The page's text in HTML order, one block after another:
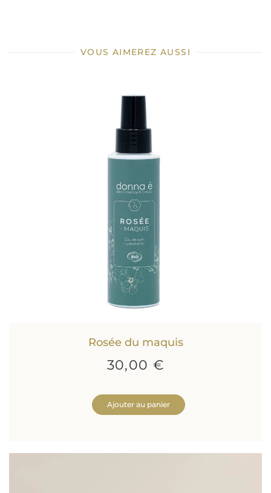
VOUS AIMEREZ AUSSI
Rosée du maquis
30,00 €
Ajouter au panier